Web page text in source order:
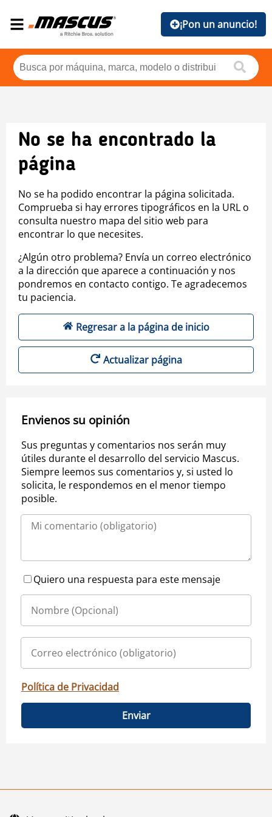
¡Pon un anuncio!
No se ha encontrado la
página
No se ha podido encontrar la página solicitada.
Comprueba si hay errores tipográficos en la URL o
consulta nuestro mapa del sitio web para
encontrar lo que necesites.
¿Algún otro problema? Envía un correo electrónico
a la dirección que aparece a continuación y nos
pondremos en contacto contigo. Te agradecemos
tu paciencia.
Regresar a la página de inicio
Actualizar página
Envienos su opinión
Sus preguntas y comentarios nos serán muy
útiles durante el desarrollo del servicio Mascus.
Siempre leemos sus comentarios y, si usted lo
solicita, le respondemos en el menor tiempo
posible.
Quiero una respuesta para este mensaje
Política de Privacidad
Enviar